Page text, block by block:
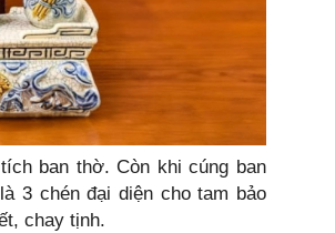
ban thờ. Còn khi cúng ban
3 chén đại diện cho tam bảo
chay tịnh.